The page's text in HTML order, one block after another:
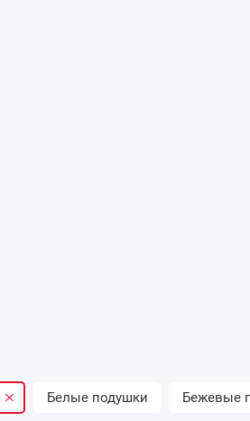
Белые подушки Бежевые